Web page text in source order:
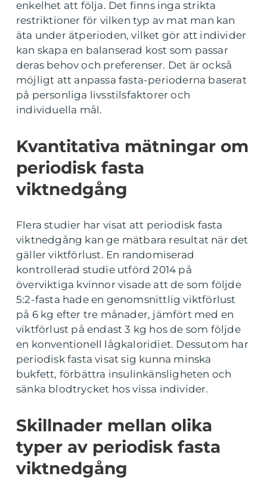
enkelhet att följa. Det finns inga strikta
restriktioner för vilken typ av mat man kan
äta under ätperioden, vilket gör att individer
kan skapa en balanserad kost som passar
deras behov och preferenser. Det är också
möjligt att anpassa fasta-perioderna baserat
på personliga livsstilsfaktorer och
individuella mål.
Kvantitativa mätningar om
periodisk fasta
viktnedgång
Flera studier har visat att periodisk fasta
viktnedgång kan ge mätbara resultat när det
gäller viktförlust. En randomiserad
kontrollerad studie utförd 2014 på
överviktiga kvinnor visade att de som följde
5:2-fasta hade en genomsnittlig viktförlust
på 6 kg efter tre månader, jämfört med en
viktförlust på endast 3 kg hos de som följde
en konventionell lågkaloridiet. Dessutom har
periodisk fasta visat sig kunna minska
bukfett, förbättra insulinkänsligheten och
sänka blodtrycket hos vissa individer.
Skillnader mellan olika
typer av periodisk fasta
viktnedgång